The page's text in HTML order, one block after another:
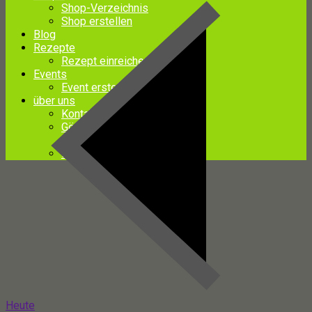
Shop-Verzeichnis
Shop erstellen
Blog
Rezepte
Rezept einreichen
Events
Event erstellen
über uns
Kontakt
Gönner
Gönneranmeldung
Impressum
Heute